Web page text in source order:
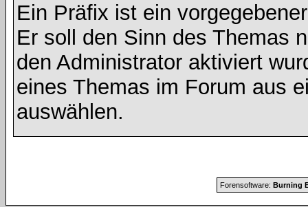
Ein Präfix ist ein
Er soll den Sinn des Themas
den Administrator aktiviert
eines Themas im Forum aus
auswählen.
Forensoftware: Burning